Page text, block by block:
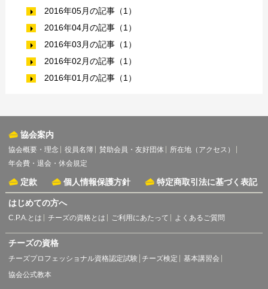
2016年05月の記事（1）
2016年04月の記事（1）
2016年03月の記事（1）
2016年02月の記事（1）
2016年01月の記事（1）
協会案内
協会概要・理念 役員名簿 賛助会員・友好団体
所在地（アクセス）
年会費・退会・休会規定
定款 個人情報保護方針 特定商取引法に基づく表記
はじめての方へ
C.P.A.とは チーズの資格とは ご利用にあたって よくあるご質問
チーズの資格
チーズプロフェッショナル資格認定試験 チーズ検定
基本講習会
協会公式教本